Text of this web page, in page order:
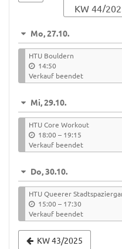
zur
auswählen
Mo, 27.10.
HTU Bouldern
14:50
Verkauf beendet
Mi, 29.10.
HTU Core Workout
18:00 –b
i
s
19:15
Verkauf beendet
Do, 30.10.
HTU Queerer
15:00 –b
i
s
17:30
Verkauf beendet
KW 43/2025